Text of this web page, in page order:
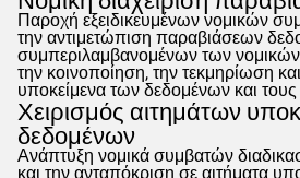
Παροχή εξειδικευμένων νομικών
την αντιμετώπιση παραβιάσεων
συμπεριλαμβανομένων των
την κοινοποίηση, την τεκμηρίωση
υποκείμενα των δεδομένων και τους
Χειρισμός αιτημάτων
δεδομένων
Ανάπτυξη νομικά συμβατών
και την ανταπόκριση σε αιτήματα